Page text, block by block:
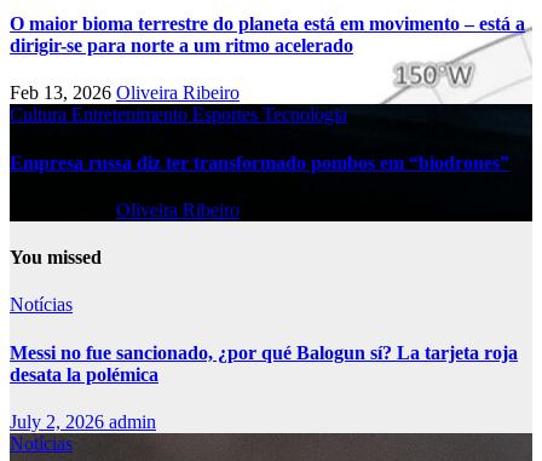
O maior bioma terrestre do planeta está em movimento – está a
dirigir-se para norte a um ritmo acelerado
Feb 13, 2026 Oliveira Ribeiro
Cultura Entretenimento Esportes Tecnologia
Empresa russa diz ter transformado pombos em “biodrones”
Oliveira Ribeiro
You missed
Notícias
Messi no fue sancionado, ¿por qué Balogun sí? La tarjeta roja
desata la polémica
July 2, 2026 admin
Notícias